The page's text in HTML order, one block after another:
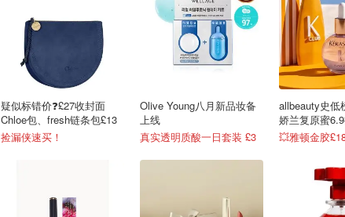
疑似标错价❓£27收封面
Chloe包、fresh链条包£13
捡漏侠速买！
Olive Young八月新品妆备
上线
真实透明质酸一日套装 £3
allbeauty史低
娇兰复原蜜
💥雅顿金胶